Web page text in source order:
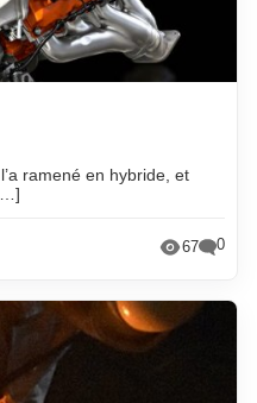
ramené en hybride, et
67 0